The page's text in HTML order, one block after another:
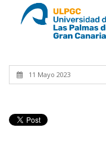
11 Mayo 2023